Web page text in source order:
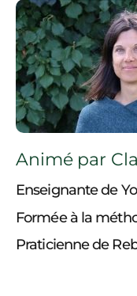
Animé par
Enseignante de
Formée à la
Praticienne de